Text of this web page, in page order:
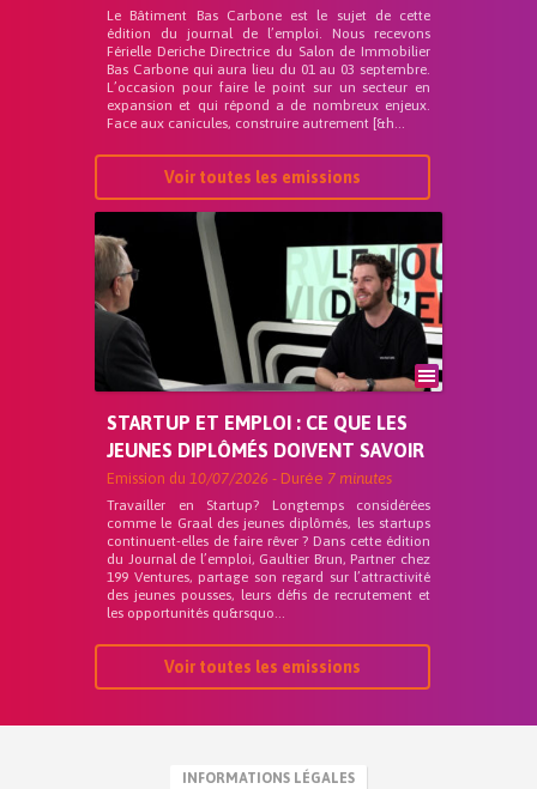
Le Bâtiment Bas Carbone est le sujet de cette
édition du journal de l’emploi. Nous recevons
Férielle Deriche Directrice du Salon de Immobilier
Bas Carbone qui aura lieu du 01 au 03 septembre.
L’occasion pour faire le point sur un secteur en
expansion et qui répond a de nombreux enjeux.
Face aux canicules, construire autrement [&h...
Voir toutes les emissions
STARTUP ET EMPLOI : CE QUE LES
JEUNES DIPLÔMÉS DOIVENT SAVOIR
Emission du 10/07/2026 - Durée 7 minutes
Travailler en Startup? Longtemps considérées
comme le Graal des jeunes diplômés, les startups
continuent-elles de faire rêver ? Dans cette édition
du Journal de l’emploi, Gaultier Brun, Partner chez
199 Ventures, partage son regard sur l’attractivité
des jeunes pousses, leurs défis de recrutement et
les opportunités qu&rsquo...
Voir toutes les emissions
INFORMATIONS LÉGALES